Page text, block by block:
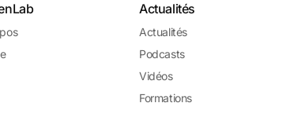
Actualités
Actualités
Podcasts
Vidéos
Formations